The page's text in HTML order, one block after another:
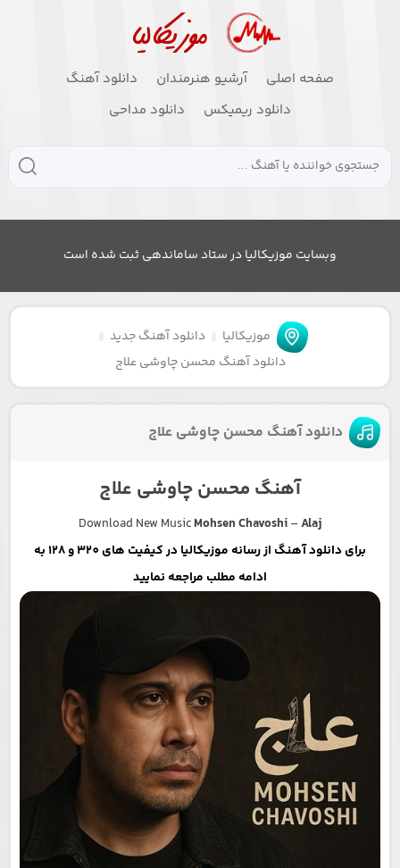
صفحه اصلی آرشیو هنرمندان
دانلود آهنگ
دانلود ریمیکس
دانلود مداحی
وبسایت موزیکالیا در ستاد ساماندهی ثبت شده است
موزیکالیا
دانلود آهنگ جدید
دانلود آهنگ محسن چاوشی علاج
دانلود آهنگ محسن چاوشی علاج
آهنگ محسن چاوشی علاج
Download New MusicMohsen Chavoshi–Alaj
برای دانلود آهنگ از رسانه موزیکالیا در کیفیت های 320 و 128 به
ادامه مطلب مراجعه نمایید